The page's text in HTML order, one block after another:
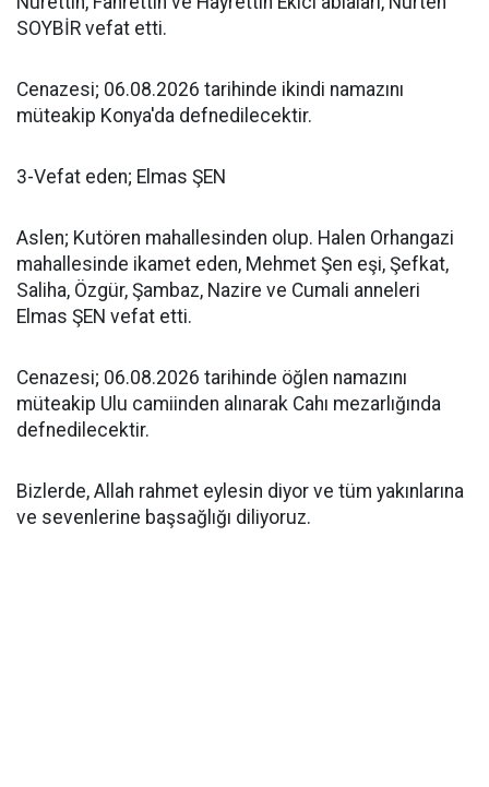
SOYBİR vefat etti.
Cenazesi; 06.08.2026 tarihinde ikindi namazını
müteakip Konya'da defnedilecektir.
3-Vefat eden; Elmas ŞEN
Aslen; Kutören mahallesinden olup. Halen Orhangazi
mahallesinde ikamet eden, Mehmet Şen eşi, Şefkat,
Saliha, Özgür, Şambaz, Nazire ve Cumali anneleri
Elmas ŞEN vefat etti.
Cenazesi; 06.08.2026 tarihinde öğlen namazını
müteakip Ulu camiinden alınarak Cahı mezarlığında
defnedilecektir.
Bizlerde, Allah rahmet eylesin diyor ve tüm yakınlarına
ve sevenlerine başsağlığı diliyoruz.